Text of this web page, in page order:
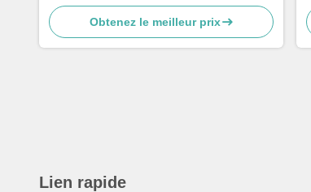
Obtenez le meilleur prix
Lien rapide